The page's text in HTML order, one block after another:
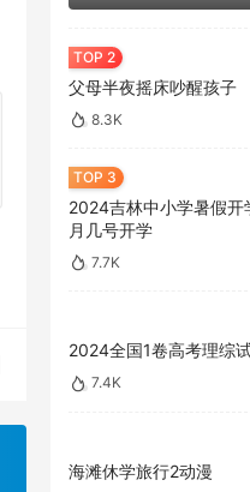
父母半夜摇床吵醒孩子
8.3K
2024吉林中小学暑假开
月几号开学
7.7K
2024全国1卷高考理综
7.4K
海滩休学旅行2动漫